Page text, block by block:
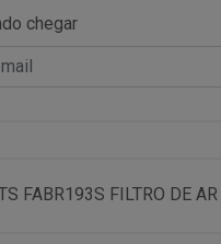
chegar
FABR193S FILTRO DE AR